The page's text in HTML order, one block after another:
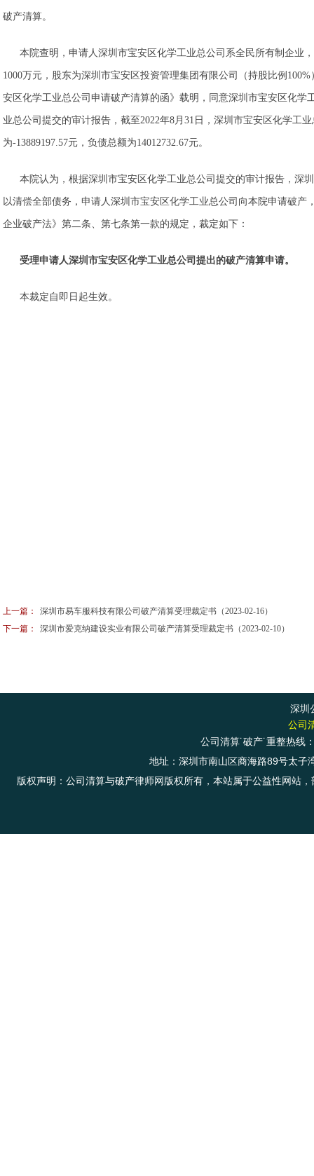
破产清算。
本院查明，申请人深圳市宝安区化学工业总公司系全民所有制企业
1000万元，股东为深圳市宝安区投资管理集团有限公司（持股比例
安区化学工业总公司申请破产清算的函》载明，同意深圳市宝安区化
业总公司提交的审计报告，截至2022年8月31日，深圳市宝安区化学工
为-13889197.57元，负债总额为14012732.67元。
本院认为，根据深圳市宝安区化学工业总公司提交的审计报告，深
以清偿全部债务，申请人深圳市宝安区化学工业总公司向本院申请破
企业破产法》第二条、第七条第一款的规定，裁定如下：
受理申请人深圳市宝安区化学工业总公司提出的破产清算申请。
本裁定自即日起生效。
上一篇：
深圳市易车服科技有限公司破产清算受理裁定书（2023-02-16）
下一篇：
深圳市爱克纳建设实业有限公司破产清算受理裁定书（2023-02-10）
深圳
公司
公司清算˙破产˙重整热线
地址：深圳市南山区商海路89号太
版权声明：公司清算与破产律师网版权所有，本站属于公益性网站